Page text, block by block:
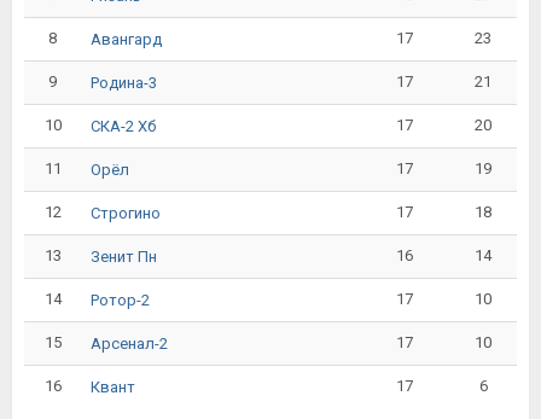
8 Авангард 17 23
9 Родина-3 17 21
10 СКА-2 Хб 17 20
11 Орёл 17 19
12 Строгино 17 18
13 Зенит Пн 16 14
14 Ротор-2 17 10
15 Арсенал-2 17 10
16 Квант 17 6